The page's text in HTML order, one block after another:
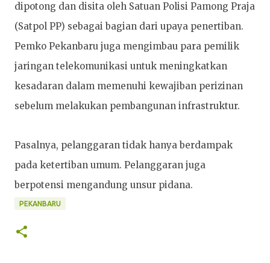
dipotong dan disita oleh Satuan Polisi Pamong Praja
(Satpol PP) sebagai bagian dari upaya penertiban.
Pemko Pekanbaru juga mengimbau para pemilik
jaringan telekomunikasi untuk meningkatkan
kesadaran dalam memenuhi kewajiban perizinan
sebelum melakukan pembangunan infrastruktur.
Pasalnya, pelanggaran tidak hanya berdampak
pada ketertiban umum. Pelanggaran juga
berpotensi mengandung unsur pidana.
PEKANBARU